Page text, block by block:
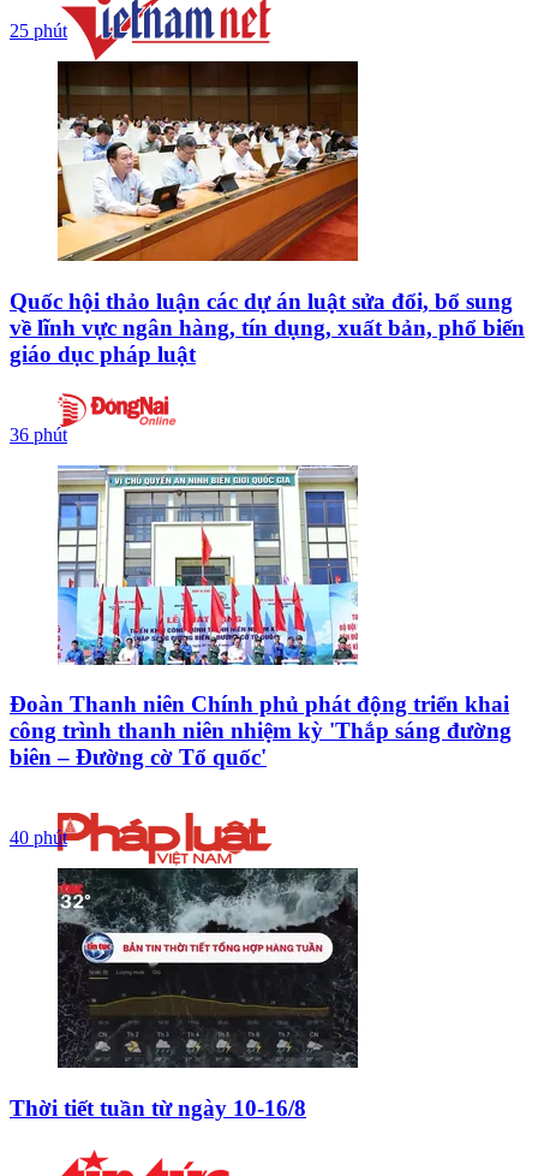
25 phút
Quốc hội thảo luận các dự án luật sửa đổi, bổ sung
về lĩnh vực ngân hàng, tín dụng, xuất bản, phổ biến
giáo dục pháp luật
36 phút
Đoàn Thanh niên Chính phủ phát động triển khai
công trình thanh niên nhiệm kỳ 'Thắp sáng đường
biên – Đường cờ Tổ quốc'
40 phút
Thời tiết tuần từ ngày 10-16/8